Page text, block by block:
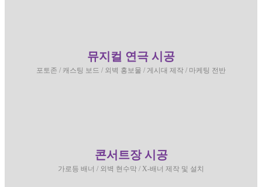
뮤지컬 연극 시공
포토존 / 캐스팅 보드 / 외벽 홍보물 / 게시대 제작 / 마케팅 전반
콘서트장 시공
가로등 배너 / 외벽 현수막 / X-배너 제작 및 설치